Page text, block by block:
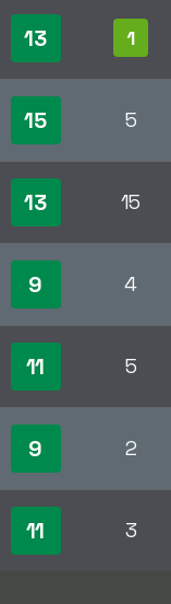
13 1
15 5
13 15
9 4
11 5
9 2
11 3